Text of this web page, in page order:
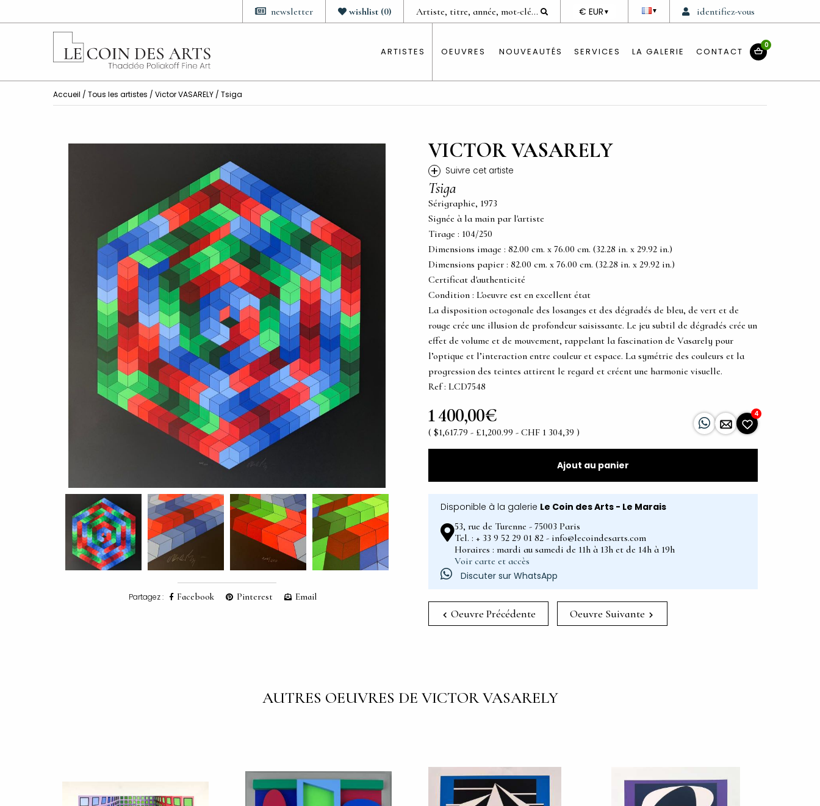
identifiez-vous
▼
DEVISE
€ EUR ▼
wishlist (0)
newsletter
ARTISTES OEUVRES NOUVEAUTÉS SERVICES LA GALERIE CONTACT
0
Accueil / Tous les artistes / Victor VASARELY / Tsiga
Partagez : Facebook Pinterest Email
VICTOR VASARELY
+ Suivre cet artiste
Tsiga
Sérigraphie, 1973
Signée à la main par l'artiste
Tirage : 104/250
Dimensions image : 82.00 cm. x 76.00 cm. (32.28 in. x 29.92 in.)
Dimensions papier : 82.00 cm. x 76.00 cm. (32.28 in. x 29.92 in.)
Certificat d'authenticité
Condition : L'oeuvre est en excellent état
La disposition octogonale des losanges et des dégradés de bleu, de vert et de
rouge crée une illusion de profondeur saisissante. Le jeu subtil de dégradés crée un
effet de volume et de mouvement, rappelant la fascination de Vasarely pour
l’optique et l’interaction entre couleur et espace. La symétrie des couleurs et la
progression des teintes attirent le regard et créent une harmonie visuelle.
Ref : LCD7548
1 400,00€
( $1,617.79 - £1,200.99 - CHF 1 304,39 )
4
Ajout au panier
Disponible à la galerie Le Coin des Arts - Le Marais
53, rue de Turenne - 75003 Paris
Tel. : + 33 9 52 29 01 82 - info@lecoindesarts.com
Horaires : mardi au samedi de 11h à 13h et de 14h à 19h
Voir carte et accès
Discuter sur WhatsApp
Oeuvre Précédente Oeuvre Suivante
AUTRES OEUVRES DE VICTOR VASARELY